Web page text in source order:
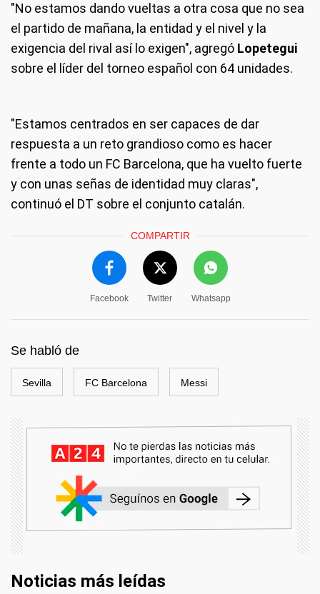
"No estamos dando vueltas a otra cosa que no sea
el partido de mañana, la entidad y el nivel y la
exigencia del rival así lo exigen", agregó Lopetegui
sobre el líder del torneo español con 64 unidades.
"Estamos centrados en ser capaces de dar
respuesta a un reto grandioso como es hacer
frente a todo un FC Barcelona, que ha vuelto fuerte
y con unas señas de identidad muy claras",
continuó el DT sobre el conjunto catalán.
COMPARTIR
Facebook Twitter Whatsapp
Se habló de
Sevilla FC Barcelona Messi
Noticias más leídas